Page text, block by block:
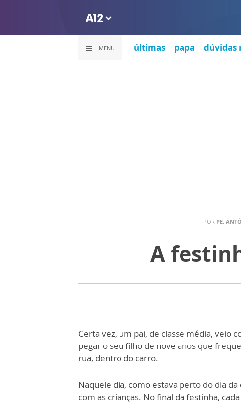
MENU últimas papa dúvidas
POR PE.
A
Certa vez, um pai, de classe média, veio
pegar o seu filho de nove anos que
rua, dentro do carro.
Naquele dia, como estava perto do dia
com as crianças. No final da festinha,